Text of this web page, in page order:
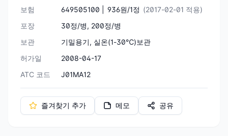
보험
649505100 | 936원/1정 (2017-02-01 적용)
포장
30정/병, 200정/병
보관
기밀용기, 실온(1-30℃)보관
허가일
2008-04-17
ATC 코드
J01MA12
즐겨찾기 추가 메모 공유